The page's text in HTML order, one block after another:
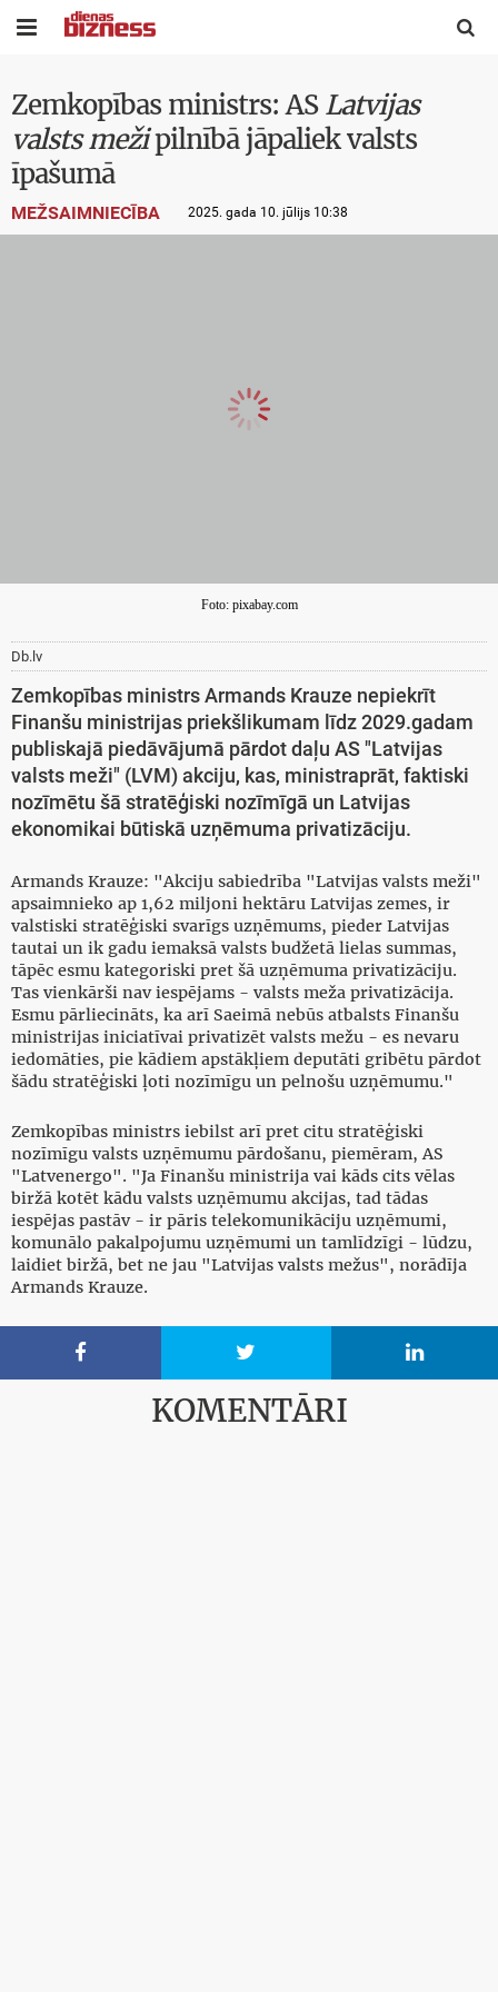
 
Zemkopības ministrs: ASLatvijas
valsts mežipilnībā jāpaliek valsts
īpašumā
MEŽSAIMNIECĪBA 2025. gada 10. jūlijs 10:38
Foto: pixabay.com
Db.lv
Zemkopības ministrs Armands Krauze nepiekrīt
Finanšu ministrijas priekšlikumam līdz 2029.gadam
publiskajā piedāvājumā pārdot daļu AS "Latvijas
valsts meži" (LVM) akciju, kas, ministraprāt, faktiski
nozīmētu šā stratēģiski nozīmīgā un Latvijas
ekonomikai būtiskā uzņēmuma privatizāciju.
Armands Krauze: "Akciju sabiedrība "Latvijas valsts meži"
apsaimnieko ap 1,62 miljoni hektāru Latvijas zemes, ir
valstiski stratēģiski svarīgs uzņēmums, pieder Latvijas
tautai un ik gadu iemaksā valsts budžetā lielas summas,
tāpēc esmu kategoriski pret šā uzņēmuma privatizāciju.
Tas vienkārši nav iespējams - valsts meža privatizācija.
Esmu pārliecināts, ka arī Saeimā nebūs atbalsts Finanšu
ministrijas iniciatīvai privatizēt valsts mežu - es nevaru
iedomāties, pie kādiem apstākļiem deputāti gribētu pārdot
šādu stratēģiski ļoti nozīmīgu un pelnošu uzņēmumu."
Zemkopības ministrs iebilst arī pret citu stratēģiski
nozīmīgu valsts uzņēmumu pārdošanu, piemēram, AS
"Latvenergo". "Ja Finanšu ministrija vai kāds cits vēlas
biržā kotēt kādu valsts uzņēmumu akcijas, tad tādas
iespējas pastāv - ir pāris telekomunikāciju uzņēmumi,
komunālo pakalpojumu uzņēmumi un tamlīdzīgi - lūdzu,
laidiet biržā, bet ne jau "Latvijas valsts mežus", norādīja
Armands Krauze.
  
KOMENTĀRI